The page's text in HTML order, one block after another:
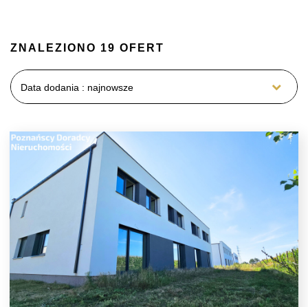
ZNALEZIONO 19 OFERT
Data dodania : najnowsze